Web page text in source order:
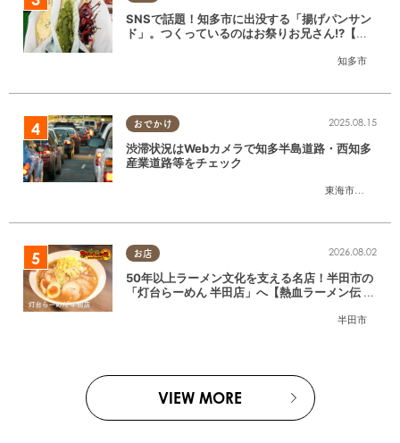
知多市
SNSで話題！知多市に出没する「揚げパンサン
ド」。つくっているのはお祭りお兄さん!?【ち
おでかけ
東海市
,大府市
2025.08.15
渋滞状況はWebカメラで知多半島道路・西知多
産業道路等をチェック
お店
半田市
2026.08.02
50年以上ラーメン文化を支える名店！半田市の
「灯台らーめん 半田店」へ【熱血ラーメン伝 8
VIEW MORE